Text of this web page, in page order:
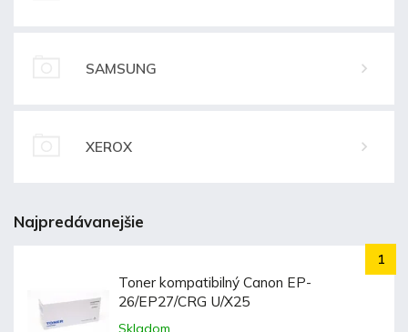
SAMSUNG
XEROX
Najpredávanejšie
Toner kompatibilný Canon EP-
26/EP27/CRG U/X25
Skladom